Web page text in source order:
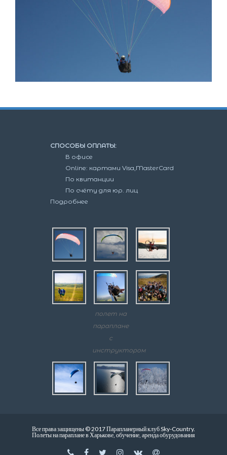
СПОСОБЫ ОПЛАТЫ:
В офисе
Online: картами Visa,MasterCard
По квитанции
По счёту для юр. лиц
Подробнее
полет на
параплане
с
инструктором
Все права защищены © 2017 Парапланерный клуб Sky-Country.
Полеты на параплане в Харькове, обучение, аренда обурудования